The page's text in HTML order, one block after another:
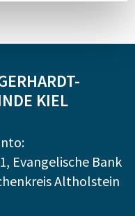
KIEL
Evangelische Bank
Altholstein